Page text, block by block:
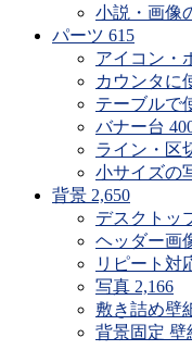
小説・画像
パーツ 615
アイコン・
カウンタに
テーブルで
バナー台
ライン・区
小サイズの
背景 2,650
デスクトッ
ヘッダー画
リピート対
写真 2,166
敷き詰め壁
背景固定 壁